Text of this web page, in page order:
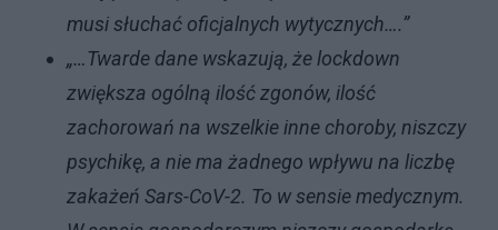
musi słuchać oficjalnych wytycznych….”
„…Twarde dane wskazują, że lockdown
zwiększa ogólną ilość zgonów, ilość
zachorowań na wszelkie inne choroby, niszczy
psychikę, a nie ma żadnego wpływu na liczbę
zakażeń Sars-CoV-2. To w sensie medycznym.